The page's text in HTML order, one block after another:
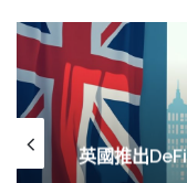
英國推出